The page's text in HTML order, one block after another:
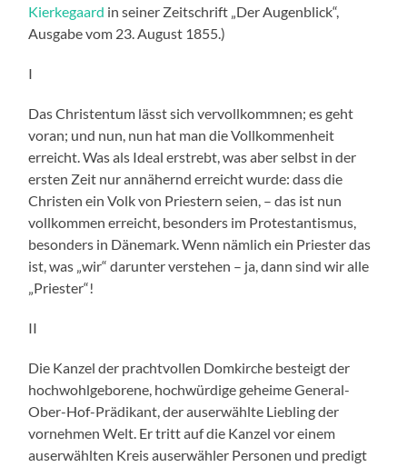
Kierkegaard in seiner Zeitschrift „Der Augenblick“,
Ausgabe vom 23. August 1855.)
I
Das Christentum lässt sich vervollkommnen; es geht
voran; und nun, nun hat man die Vollkommenheit
erreicht. Was als Ideal erstrebt, was aber selbst in der
ersten Zeit nur annähernd erreicht wurde: dass die
Christen ein Volk von Priestern seien, – das ist nun
vollkommen erreicht, besonders im Protestantismus,
besonders in Dänemark. Wenn nämlich ein Priester das
ist, was „wir“ darunter verstehen – ja, dann sind wir alle
„Priester“!
II
Die Kanzel der prachtvollen Domkirche besteigt der
hochwohlgeborene, hochwürdige geheime General-
Ober-Hof-Prädikant, der auserwählte Liebling der
vornehmen Welt. Er tritt auf die Kanzel vor einem
auserwählten Kreis auserwähler Personen und predigt